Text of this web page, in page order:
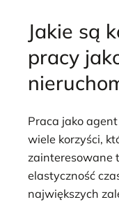
Jakie są
pracy
Praca jako
wiele korzyści,
zainteresowane
elastyczność
największych